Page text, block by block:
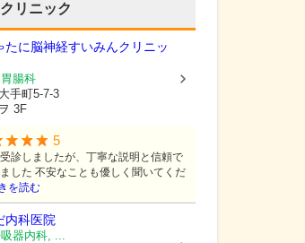
リニック
たに脳神経すいみんクリニッ
腸科
大手町5-7-3
3F
5
診しましたが、丁寧な説明と信頼で
した 不安なことも優しく聞いてくだ
を読む
内科医院
器内科, ...